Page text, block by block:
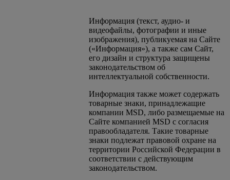
Информация (текст, аудио- и
видеофайлы, фотографии и иные
изображения), публикуемая на Сайте
(«Информация»), а также сам Сайт,
его дизайн и структура защищены
законодательством об
интеллектуальной собственности.
Информация также может содержать
товарные знаки, принадлежащие
компании MSD, либо размещаемые на
Сайте компанией MSD с согласия
правообладателя. Такие товарные
знаки подлежат правовой охране на
территории Российской Федерации в
соответствии с действующим
законодательством.